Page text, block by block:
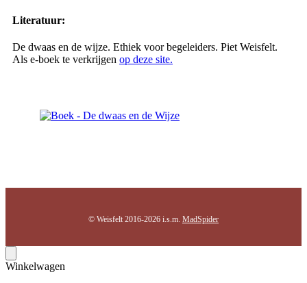
Literatuur:
De dwaas en de wijze. Ethiek voor begeleiders. Piet Weisfelt.
Als e-boek te verkrijgen op deze site.
© Weisfelt 2016-2026 i.s.m. MadSpider
Winkelwagen